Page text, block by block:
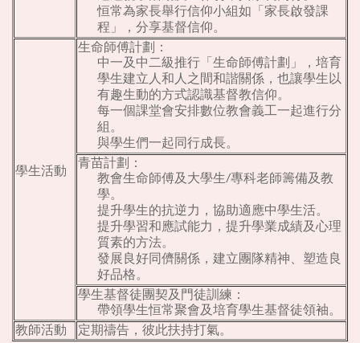
恒常為家長舉行信仰小組如「家長啟發課
程」，分享基督信仰。
學生活動
生命師傅計劃：
中一及中二級推行「生命師傅計劃」，培育
學生建立人和人之間和諧關係，也讓學生以
有趣生動的方式認識基督教信仰。
每一個課堂會安排數位教會義工一起進行分
組。
與學生們一起同行成長。
青苗計劃：
教會生命師傅及大學生/專科老師籌備及教
學。
提升學生的抗逆力，協助適應中學生活。
提升學習和應試能力，提升學業成績及心理
質素的方法。
發展良好同儕關係，建立團隊精神、塑造良
好品格。
學生基督徒團契及門徒訓練：
帶領學生恒常聚會及培育學生基督徒領袖。
教師活動 定期禱告，彼此扶持打氣。